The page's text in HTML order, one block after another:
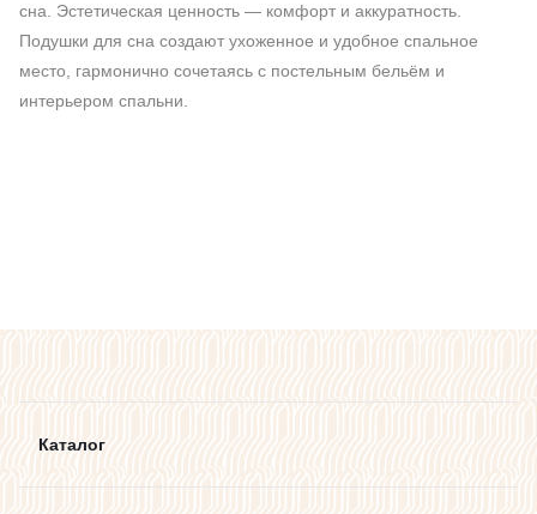
сна. Эстетическая ценность — комфорт и аккуратность.
Подушки для сна создают ухоженное и удобное спальное
место, гармонично сочетаясь с постельным бельём и
интерьером спальни.
Каталог